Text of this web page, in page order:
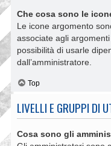
Che cosa sono le
Le icone argomento
associate agli
possibilità di usarle
dall’amministratore.
Top
LIVELLI E GRUPPI DI
Cosa sono gli